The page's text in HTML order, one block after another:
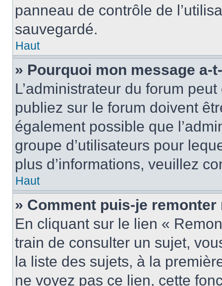
panneau de contrôle de
sauvegardé.
Haut
» Pourquoi mon message a-
L’administrateur du forum
publiez sur le forum doivent
également possible que
groupe d’utilisateurs pour
plus d’informations, veuillez
Haut
» Comment puis-je
En cliquant sur le lien «
train de consulter un sujet,
la liste des sujets, à la
ne voyez pas ce lien, cette